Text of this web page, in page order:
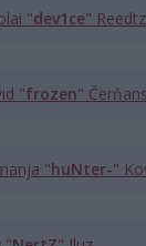
"⁠dev1ce⁠" Reedtz
"⁠frozen⁠"
"⁠huNter-⁠"